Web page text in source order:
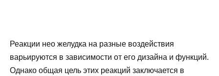
Реакции нео желудка на разные воздействия
варьируются в зависимости от его дизайна и функций.
Однако общая цель этих реакций заключается в